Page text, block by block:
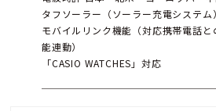
タフソーラー（ソーラー充電システム）
モバイルリンク機能（対応携帯電話
能連動）
「CASIO WATCHES」対応